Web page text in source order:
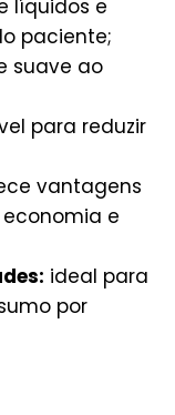
líquidos e
paciente;
suave ao
para reduzir
vantagens
e
ideal para
por